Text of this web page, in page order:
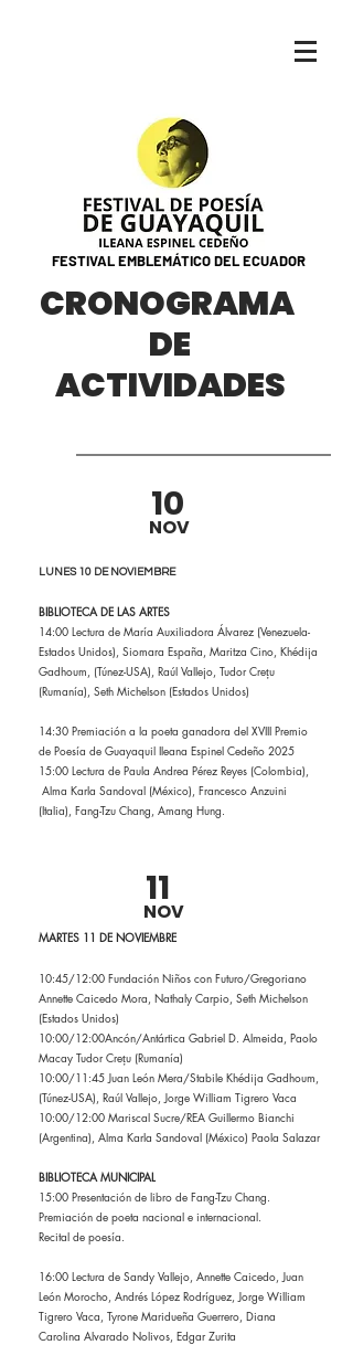
FESTIVAL EMBLEMÁTICO DEL ECUADOR
CRONOGRAMA
DE
ACTIVIDADES
10
NOV
LUNES 10 DE NOVIEMBRE
BIBLIOTECA DE LAS ARTES
14:00 Lectura de María Auxiliadora Álvarez (Venezuela-
Estados Unidos), Siomara España, Maritza Cino, Khédija
Gadhoum, (Túnez-USA), Raúl Vallejo, Tudor Crețu
(Rumanía), Seth Michelson (Estados Unidos)
14:30 Premiación a la poeta ganadora del XVIII Premio
de Poesía de Guayaquil Ileana Espinel Cedeño 2025
15:00 Lectura de Paula Andrea Pérez Reyes (Colombia),
Alma Karla Sandoval (México), Francesco Anzuini
(Italia), Fang-Tzu Chang, Amang Hung.
11
NOV
MARTES 11 DE NOVIEMBRE
10:45/12:00 Fundación Niños con Futuro/Gregoriano
Annette Caicedo Mora, Nathaly Carpio, Seth Michelson
(Estados Unidos)
10:00/12:00Ancón/Antártica Gabriel D. Almeida, Paolo
Macay Tudor Crețu (Rumanía)
10:00/11:45 Juan León Mera/Stabile Khédija Gadhoum,
(Túnez-USA), Raúl Vallejo, Jorge William Tigrero Vaca
10:00/12:00 Mariscal Sucre/REA Guillermo Bianchi
(Argentina), Alma Karla Sandoval (México) Paola Salazar
BIBLIOTECA MUNICIPAL
15:00 Presentación de libro de Fang-Tzu Chang.
Premiación de poeta nacional e internacional.
Recital de poesía.
16:00 Lectura de Sandy Vallejo, Annette Caicedo, Juan
León Morocho, Andrés López Rodríguez, Jorge William
Tigrero Vaca, Tyrone Maridueña Guerrero, Diana
Carolina Alvarado Nolivos, Edgar Zurita